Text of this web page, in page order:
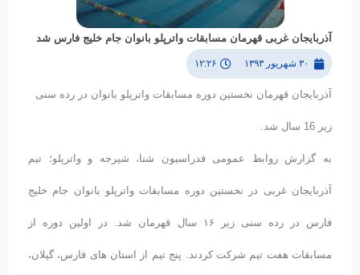
آذربایجان غربی قهرمان مسابقات واترپلو بانوان جام خلیج فارس شد
۳۰ شهریور ۱۳۹۳ ۱۲:۲۶
آذربایجان قهرمان نخستین دوره مسابقات واترپلو بانوان در رده سنی
زیر 16 سال شد.
به گزارش روابط عمومی فدراسیون شنا، شیرجه و واترپلو؛ تیم
آذربایجان غربی در نخستین دوره مسابقات واترپلو بانوان جام خلیج
فارس در رده سنی زیر ۱۶ سال قهرمان شد. در اولین دوره از
مسابقات هفت تیم شرکت کردند. پنج تیم از استان های فارس، گیلان،